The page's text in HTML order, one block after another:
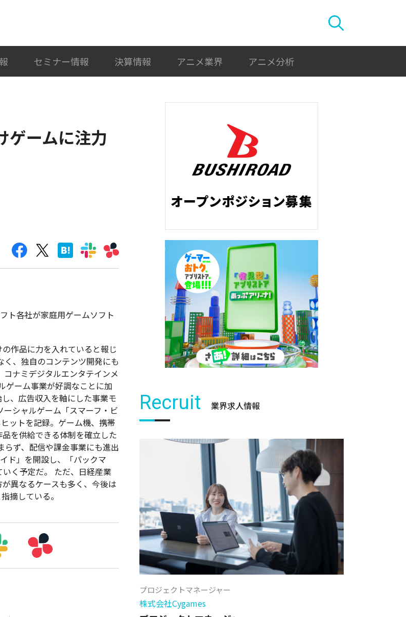
セミナー情報 決算情報 アニメ業界 アニメ分析
ゲームに注力
ト各社が家庭用ゲームソフト
作品に力を入れていると報じ
、独自のコンテンツ開発にも
ナミデジタルエンタテインメ
ゲーム事業が好調なことに加
、広告収入を軸にした事業モ
シャルゲーム「スマーフ・ビ
ットを記録。ゲーム機、携帯
を供給できる体制を確立した
らず、配信や課金事業にも進出
ド」を開設し、「パックマ
く予定だ。 ただ、日経産業
異なるケースも多く、今後は
摘している。
Recruit 業界求人情報
プロジェクトマネージャー
株式会社Cygames